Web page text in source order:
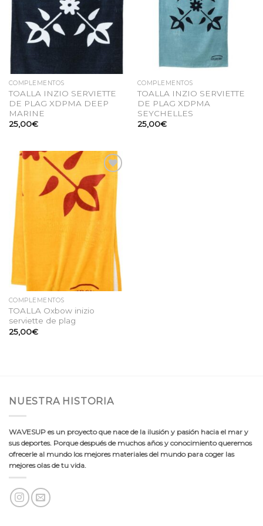
COMPLEMENTOS
TOALLA INZIO SERVIETTE
DE PLAG XDPMA DEEP
MARINE
25,00€
COMPLEMENTOS
TOALLA INZIO SERVIETTE
DE PLAG XDPMA
SEYCHELLES
25,00€
Añadir
deseos
COMPLEMENTOS
TOALLA Oxbow inizio
serviette de plag
25,00€
NUESTRA HISTORIA
WAVESUP es un proyecto que nace de la ilusión y pasión hacia el mar y
sus deportes. Porque después de muchos años y conocimiento queremos
ofrecerle al mundo los mejores materiales del mundo para coger las
mejores olas de tu vida.